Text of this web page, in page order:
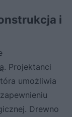
i
. Projektanci
umożliwia
Drewno